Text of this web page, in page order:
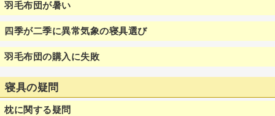
羽毛布団が暑い
四季が二季に異常気象の寝具選び
羽毛布団の購入に失敗
寝具の疑問
枕に関する疑問